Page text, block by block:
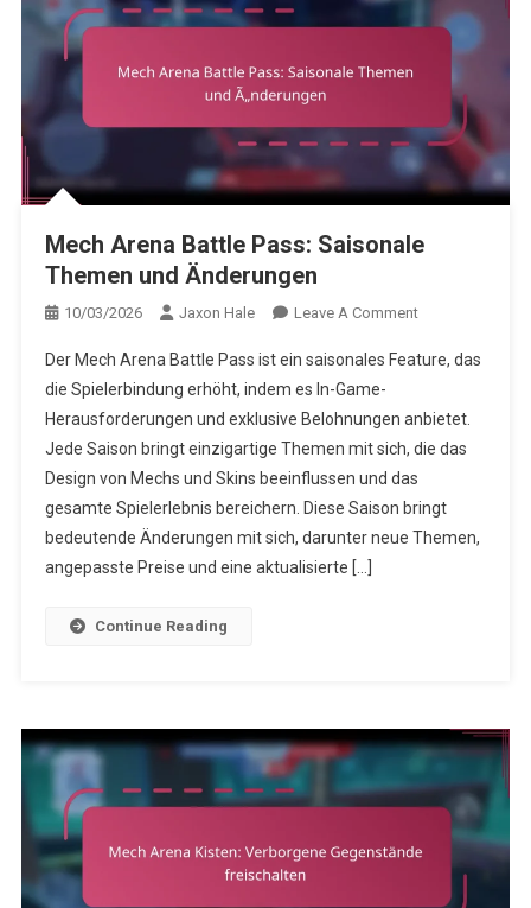
Mech Arena Battle Pass: Saisonale
Themen und Änderungen
10/03/2026 Jaxon Hale Leave A CommentOn
Arena
Pass:
Saisonale
Themen
Und
Änderungen
Der Mech Arena Battle Pass ist ein saisonales Feature, das
die Spielerbindung erhöht, indem es In-Game-
Herausforderungen und exklusive Belohnungen anbietet.
Jede Saison bringt einzigartige Themen mit sich, die das
Design von Mechs und Skins beeinflussen und das
gesamte Spielerlebnis bereichern. Diese Saison bringt
bedeutende Änderungen mit sich, darunter neue Themen,
angepasste Preise und eine aktualisierte […]
Continue Reading